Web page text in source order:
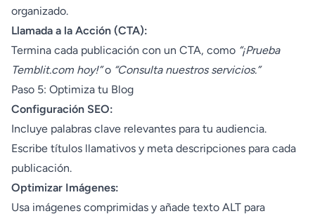
organizado.
Llamada a la Acción (CTA):
Termina cada publicación con un CTA, como “¡Prueba
Temblit.com hoy!”o “Consulta nuestros servicios.”
Paso 5: Optimiza tu Blog
Configuración SEO:
Incluye palabras clave relevantes para tu audiencia.
Escribe títulos llamativos y meta descripciones para cada
publicación.
Optimizar Imágenes:
Usa imágenes comprimidas y añade texto ALT para